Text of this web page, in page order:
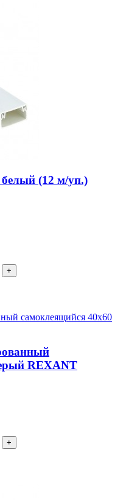
(12 м/уп.)
REXANT